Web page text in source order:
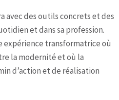
avec des outils concrets et des
et dans sa profession.
expérience transformatrice où
la modernité et où la
d’action et de réalisation